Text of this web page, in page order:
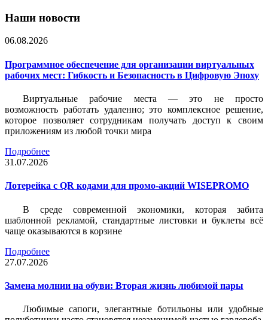
Наши новости
06.08.2026
Программное обеспечение для организации виртуальных
рабочих мест: Гибкость и Безопасность в Цифровую Эпоху
Виртуальные рабочие места — это не просто
возможность работать удаленно; это комплексное решение,
которое позволяет сотрудникам получать доступ к своим
приложениям из любой точки мира
Подробнее
31.07.2026
Лотерейка c QR кодами для промо-акций WISEPROMO
В среде современной экономики, которая забита
шаблонной рекламой, стандартные листовки и буклеты всё
чаще оказываются в корзине
Подробнее
27.07.2026
Замена молнии на обуви: Вторая жизнь любимой пары
Любимые сапоги, элегантные ботильоны или удобные